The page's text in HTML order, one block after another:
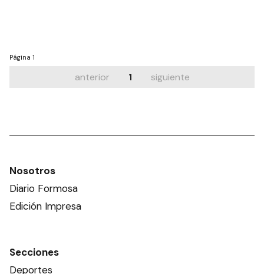
Página 1
anterior 1 siguiente
Nosotros
Diario Formosa
Edición Impresa
Secciones
Deportes